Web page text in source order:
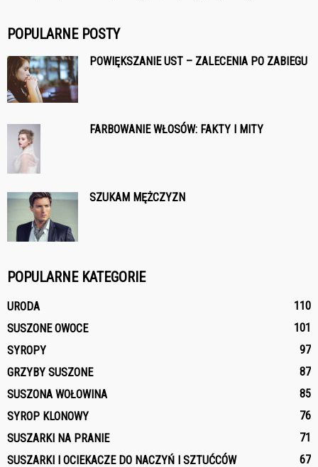
POPULARNE POSTY
POWIĘKSZANIE UST – ZALECENIA PO ZABIEGU
FARBOWANIE WŁOSÓW: FAKTY I MITY
SZUKAM MĘŻCZYZN
POPULARNE KATEGORIE
URODA
110
SUSZONE OWOCE
101
SYROPY
97
GRZYBY SUSZONE
87
SUSZONA WOŁOWINA
85
SYROP KLONOWY
76
SUSZARKI NA PRANIE
71
SUSZARKI I OCIEKACZE DO NACZYŃ I SZTUĆCÓW
67